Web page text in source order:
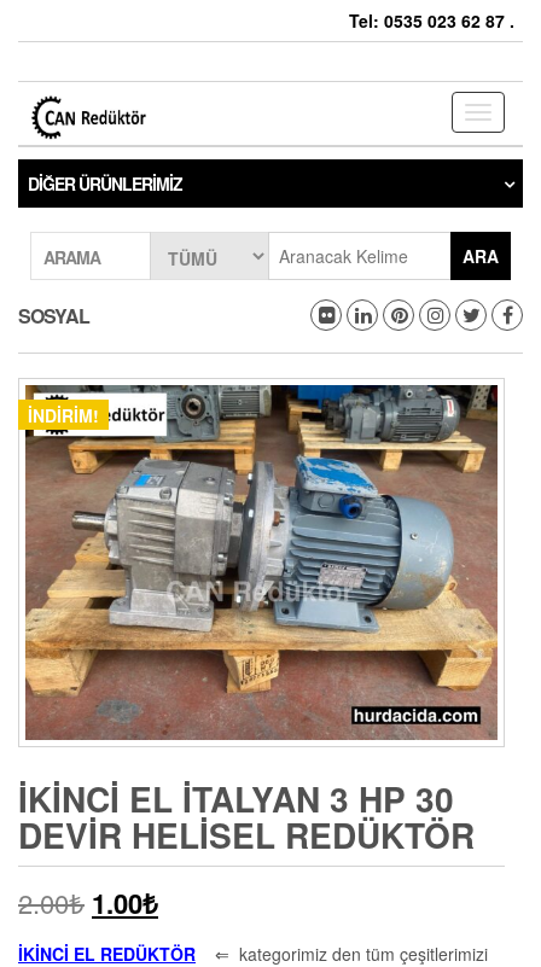
Tel: 0535 023 62 87 .
Toggle
DIĞER ÜRÜNLERIMIZ
ARAMA ARA
SOSYAL
İNDIRIM!
İKINCI EL İTALYAN 3 HP 30
DEVIR HELISEL REDÜKTÖR
2.00₺ 1.00₺
İKİNCİ EL REDÜKTÖR ⇐ kategorimiz den tüm çeşitlerimizi